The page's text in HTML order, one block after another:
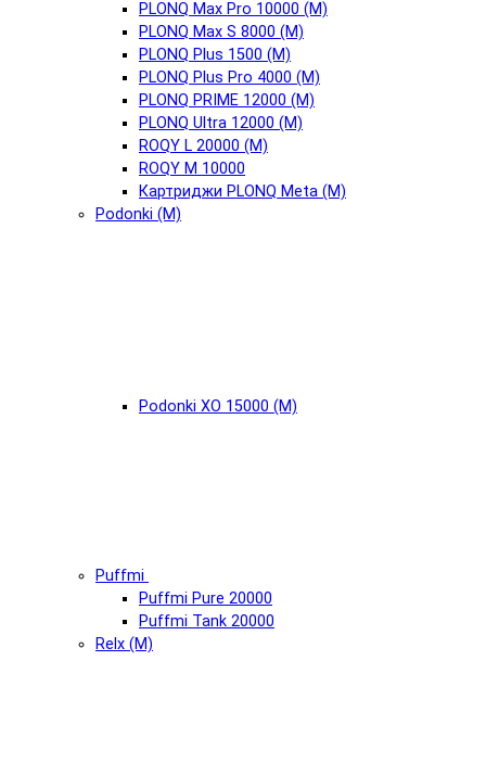
PLONQ Max Pro 10000 (М)
PLONQ Max S 8000 (М)
PLONQ Plus 1500 (М)
PLONQ Plus Pro 4000 (М)
PLONQ PRIME 12000 (М)
PLONQ Ultra 12000 (М)
ROQY L 20000 (М)
ROQY M 10000
Картриджи PLONQ Meta (М)
Podonki (М)
Podonki XO 15000 (М)
Puffmi
Puffmi Pure 20000
Puffmi Tank 20000
Relx (М)